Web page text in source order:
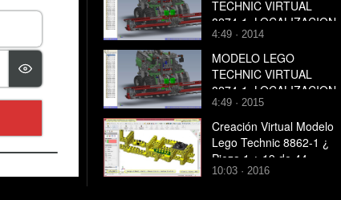
TECHNIC VIRTUAL
8274-1. LOCALIZACION
PIEZAS. SECCION 1 DE
2.
4:49 · 2014
MODELO LEGO
TECHNIC VIRTUAL
8274-1. LOCALIZACION
PIEZAS. SECCION 1 DE
2.
4:49 · 2015
Creación Virtual Modelo
Lego Technic 8862-1 ¿
Pieza 1 ¿ 19 de 44
10:03 · 2016